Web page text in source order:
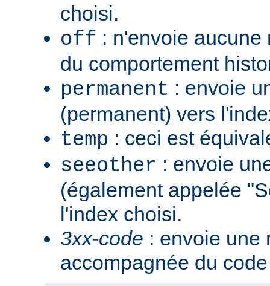
choisi.
off : n'envoie
du comportement
permanent : envoie
(permanent) vers
temp : ceci est
seeother : envoie
(également appelée
l'index choisi.
3xx-code : envoie une
accompagnée du